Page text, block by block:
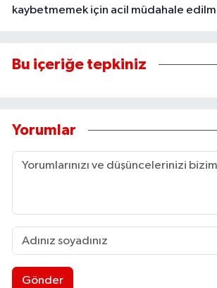
kaybetmemek için acil müdahale
Bu içeriğe tepkiniz
Yorumlar
Gönder